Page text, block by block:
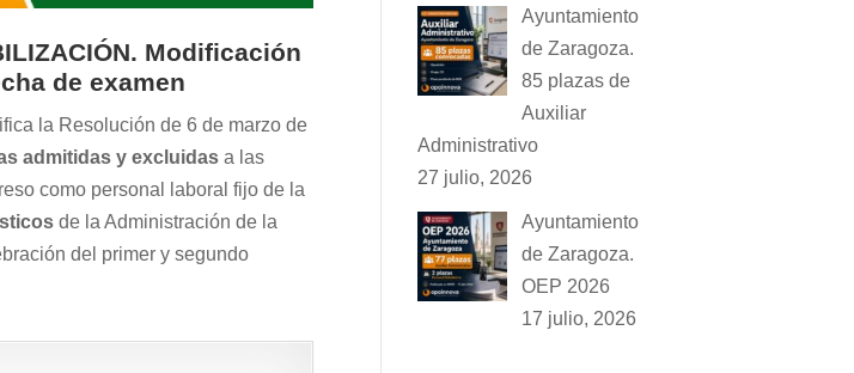
Modificación
de examen
la Resolución de 6 de marzo de
admitidas y excluidas a las
como personal laboral fijo de la
de la Administración de la
del primer y segundo
Ayuntamiento
de Zaragoza.
85 plazas de
Auxiliar
Administrativo
27 julio, 2026
Ayuntamiento
de Zaragoza.
OEP 2026
17 julio, 2026